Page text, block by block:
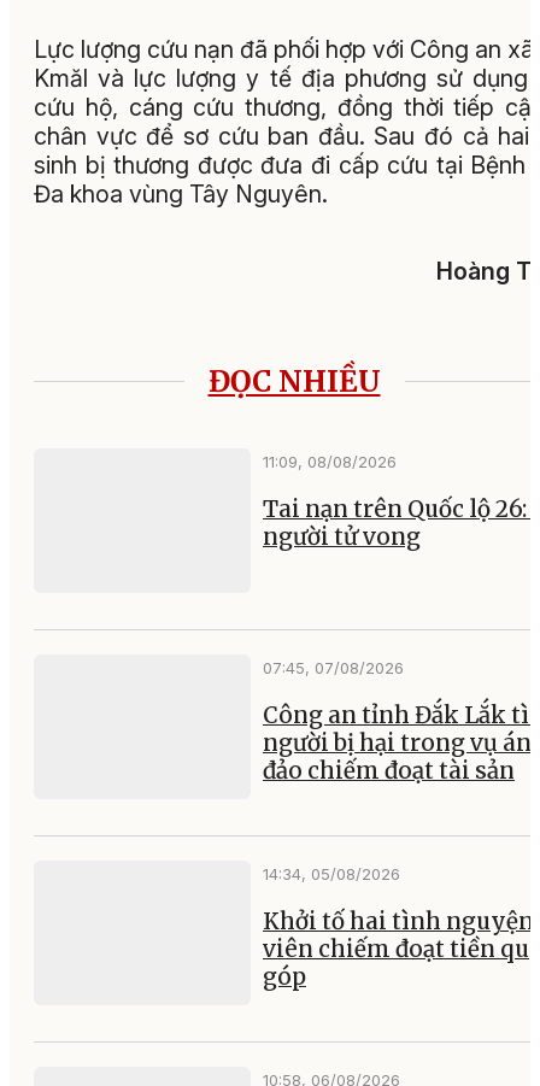
Lực lượng cứu nạn đã phối hợp với Công an xã
Kmăl và lực lượng y tế địa phương sử dụng
cứu hộ, cáng cứu thương, đồng thời tiếp
chân vực để sơ cứu ban đầu. Sau đó cả hai
sinh bị thương được đưa đi cấp cứu tại Bệnh
Đa khoa vùng Tây Nguyên.
Hoàng
ĐỌC NHIỀU
11:09, 08/08/2026
Tai nạn trên Quốc lộ 26:
người tử vong
07:45, 07/08/2026
Công an tỉnh Đắk Lắk
người bị hại trong vụ án
đảo chiếm đoạt tài sản
14:34, 05/08/2026
Khởi tố hai tình nguyện
viên chiếm đoạt tiền
góp
10:58, 06/08/2026